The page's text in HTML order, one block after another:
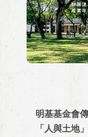
明基基金會
「人與土地